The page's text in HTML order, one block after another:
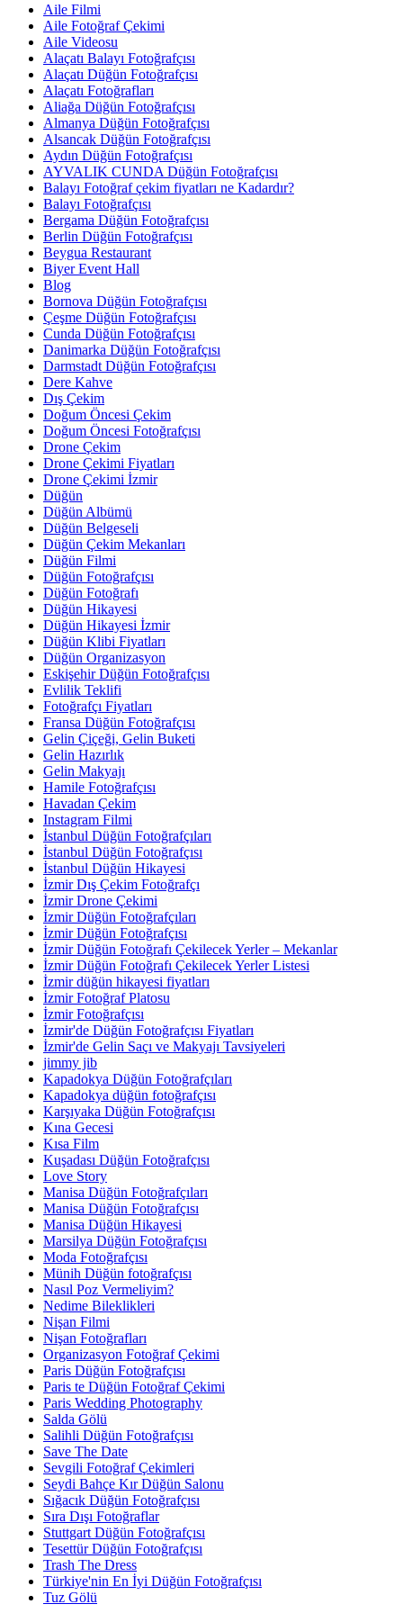
Aile Filmi
Aile Fotoğraf Çekimi
Aile Videosu
Alaçatı Balayı Fotoğrafçısı
Alaçatı Düğün Fotoğrafçısı
Alaçatı Fotoğrafları
Aliağa Düğün Fotoğrafçısı
Almanya Düğün Fotoğrafçısı
Alsancak Düğün Fotoğrafçısı
Aydın Düğün Fotoğrafçısı
AYVALIK CUNDA Düğün Fotoğrafçısı
Balayı Fotoğraf çekim fiyatları ne Kadardır?
Balayı Fotoğrafçısı
Bergama Düğün Fotoğrafçısı
Berlin Düğün Fotoğrafçısı
Beygua Restaurant
Biyer Event Hall
Blog
Bornova Düğün Fotoğrafçısı
Çeşme Düğün Fotoğrafçısı
Cunda Düğün Fotoğrafçısı
Danimarka Düğün Fotoğrafçısı
Darmstadt Düğün Fotoğrafçısı
Dere Kahve
Dış Çekim
Doğum Öncesi Çekim
Doğum Öncesi Fotoğrafçısı
Drone Çekim
Drone Çekimi Fiyatları
Drone Çekimi İzmir
Düğün
Düğün Albümü
Düğün Belgeseli
Düğün Çekim Mekanları
Düğün Filmi
Düğün Fotoğrafçısı
Düğün Fotoğrafı
Düğün Hikayesi
Düğün Hikayesi İzmir
Düğün Klibi Fiyatları
Düğün Organizasyon
Eskişehir Düğün Fotoğrafçısı
Evlilik Teklifi
Fotoğrafçı Fiyatları
Fransa Düğün Fotoğrafçısı
Gelin Çiçeği, Gelin Buketi
Gelin Hazırlık
Gelin Makyajı
Hamile Fotoğrafçısı
Havadan Çekim
Instagram Filmi
İstanbul Düğün Fotoğrafçıları
İstanbul Düğün Fotoğrafçısı
İstanbul Düğün Hikayesi
İzmir Dış Çekim Fotoğrafçı
İzmir Drone Çekimi
İzmir Düğün Fotoğrafçıları
İzmir Düğün Fotoğrafçısı
İzmir Düğün Fotoğrafı Çekilecek Yerler – Mekanlar
İzmir Düğün Fotoğrafı Çekilecek Yerler Listesi
İzmir düğün hikayesi fiyatları
İzmir Fotoğraf Platosu
İzmir Fotoğrafçısı
İzmir'de Düğün Fotoğrafçısı Fiyatları
İzmir'de Gelin Saçı ve Makyajı Tavsiyeleri
jimmy jib
Kapadokya Düğün Fotoğrafçıları
Kapadokya düğün fotoğrafçısı
Karşıyaka Düğün Fotoğrafçısı
Kına Gecesi
Kısa Film
Kuşadası Düğün Fotoğrafçısı
Love Story
Manisa Düğün Fotoğrafçıları
Manisa Düğün Fotoğrafçısı
Manisa Düğün Hikayesi
Marsilya Düğün Fotoğrafçısı
Moda Fotoğrafçısı
Münih Düğün fotoğrafçısı
Nasıl Poz Vermeliyim?
Nedime Bileklikleri
Nişan Filmi
Nişan Fotoğrafları
Organizasyon Fotoğraf Çekimi
Paris Düğün Fotoğrafçısı
Paris te Düğün Fotoğraf Çekimi
Paris Wedding Photography
Salda Gölü
Salihli Düğün Fotoğrafçısı
Save The Date
Sevgili Fotoğraf Çekimleri
Seydi Bahçe Kır Düğün Salonu
Sığacık Düğün Fotoğrafçısı
Sıra Dışı Fotoğraflar
Stuttgart Düğün Fotoğrafçısı
Tesettür Düğün Fotoğrafçısı
Trash The Dress
Türkiye'nin En İyi Düğün Fotoğrafçısı
Tuz Gölü